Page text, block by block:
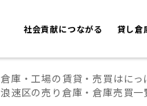
社会貢献につながる 貸し倉
倉庫・工場の賃貸・売買はにっ
浪速区の売り倉庫・倉庫売買一